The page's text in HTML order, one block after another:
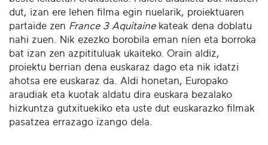
dut, izan ere lehen filma egin nuelarik, proiektuaren
partaide zen France 3 Aquitainekateak dena doblatu
nahi zuen. Nik ezezko borobila eman nien eta borroka
bat izan zen azpitituluak ukaiteko. Orain aldiz,
proiektu berrian dena euskaraz dago eta nik idatzi
ahotsa ere euskaraz da. Aldi honetan, Europako
araudiak eta kuotak aldatu dira euskara bezalako
hizkuntza gutxituekiko eta uste dut euskarazko filmak
pasatzea errazago izango dela.